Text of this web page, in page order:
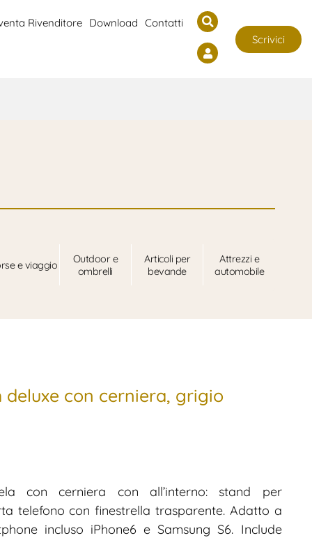
Rivenditore Download Contatti
Scrivici
e viaggio
Outdoor e
ombrelli
Articoli per
bevande
Attrezzi e
automobile
con cerniera, grigio
con cerniera con all’interno: stand per
telefono con finestrella trasparente. Adatto a
incluso iPhone6 e Samsung S6. Include